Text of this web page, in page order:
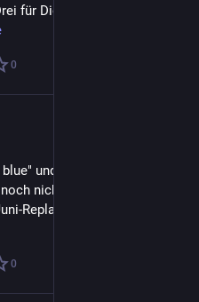
für Dich" - Das Juni-Replay
0
nicht gehört haben gibt´s
Replay ->
0